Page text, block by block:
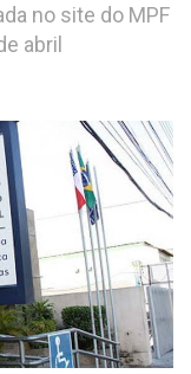
no site do MPF
abril